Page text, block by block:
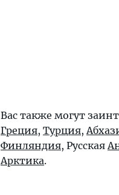
Вас также могут
Греция, Турция,
Финляндия, Русская
Арктика.